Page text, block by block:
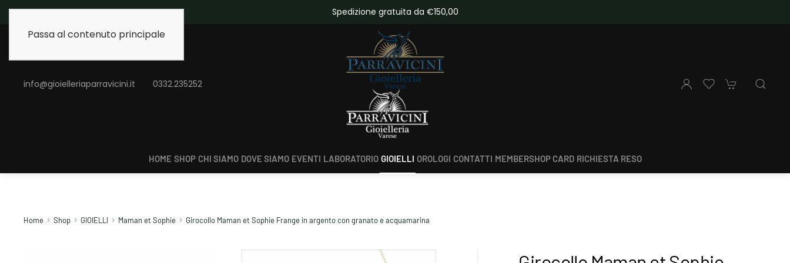
Passa al contenuto principale
Spedizione gratuita da €150,00 Scopri tutte le novità
info@gioielleriaparravicini.it 0332.235252
HOME SHOP CHI SIAMO DOVE SIAMO EVENTI LABORATORIO GIOIELLI OROLOGI CONTATTI MEMBERSHOP CARD RICHIESTA RESO
Home Shop GIOIELLI Maman et Sophie Girocollo Maman et Sophie Frange in argento con granato e acquamarina